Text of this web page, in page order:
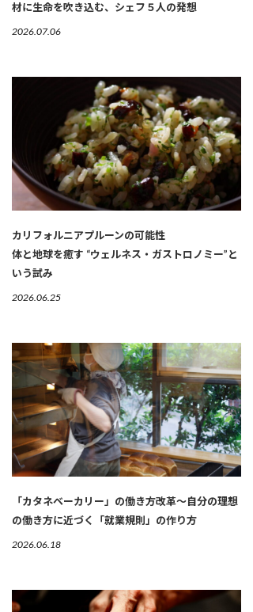
材に生命を吹き込む、シェフ５人の発想
2026.07.06
カリフォルニアプルーンの可能性
体と地球を癒す “ウェルネス・ガストロノミー”と
いう試み
2026.06.25
「カタネベーカリー」の働き方改革～自分の理想
の働き方に近づく「就業規則」の作り方
2026.06.18